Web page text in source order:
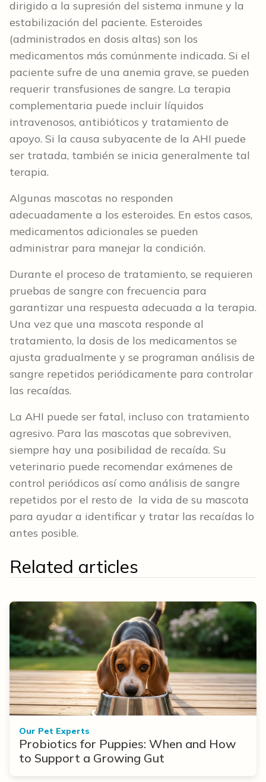
dirigido a la supresión del sistema inmune y la
estabilización del paciente. Esteroides
(administrados en dosis altas) son los
medicamentos más comúnmente indicada. Si el
paciente sufre de una anemia grave, se pueden
requerir transfusiones de sangre. La terapia
complementaria puede incluir líquidos
intravenosos, antibióticos y tratamiento de
apoyo. Si la causa subyacente de la AHI puede
ser tratada, también se inicia generalmente tal
terapia.
Algunas mascotas no responden
adecuadamente a los esteroides. En estos casos,
medicamentos adicionales se pueden
administrar para manejar la condición.
Durante el proceso de tratamiento, se requieren
pruebas de sangre con frecuencia para
garantizar una respuesta adecuada a la terapia.
Una vez que una mascota responde al
tratamiento, la dosis de los medicamentos se
ajusta gradualmente y se programan análisis de
sangre repetidos periódicamente para controlar
las recaídas.
La AHI puede ser fatal, incluso con tratamiento
agresivo. Para las mascotas que sobreviven,
siempre hay una posibilidad de recaída. Su
veterinario puede recomendar exámenes de
control periódicos así como análisis de sangre
repetidos por el resto de la vida de su mascota
para ayudar a identificar y tratar las recaídas lo
antes posible.
Related articles
Our Pet Experts
Probiotics for Puppies: When and How
to Support a Growing Gut